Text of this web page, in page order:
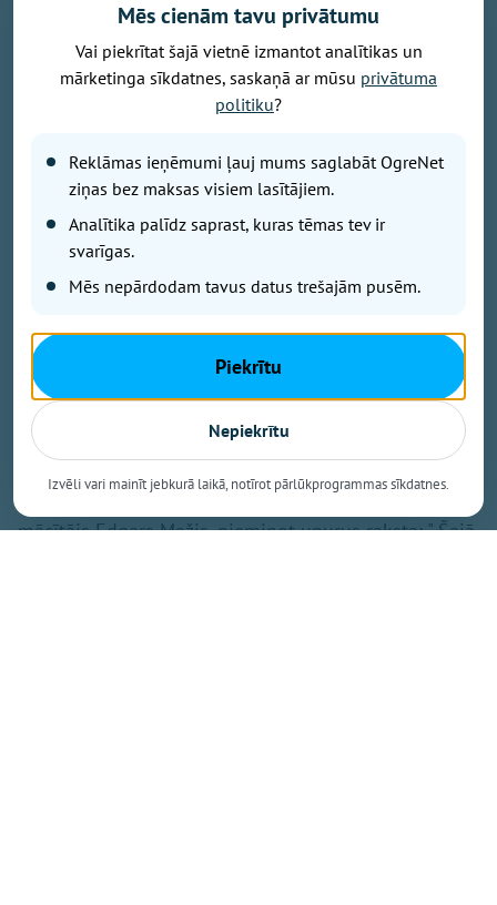
Raksts balstīts uz kāda Ukrainas kristieša liecību, kas
publicēta pēc Krievijas gaisa bumbas trieciena
pilsētas centrā. Pirms dažām nedēļām Krievijas
vadāmā gaisa bumba (KAB) iznīcināja dzīvojamo
māju kādas Ukrainas pilsētas centrā. Gaišā dienas
laikā. Trieciena rezultātā gāja bojā bērni. Viņu
rotaļlietas joprojām guļ zem koka pie drupām kā
klusa, bet neizturama liecība par to, kas šeit notika.
Šo skatu aprakstījis Jurijs Jurčuks (Yuriy Yurchyk),
kura liecība kļuvusi par plašāku pārdomu iemeslu -
par Dievu, ciešanām un atbildību.
Pie traģiskā notikuma ieraksta Facebook,
mācītājs Edgars Mažis, pieminot upurus raksta: " Šajā
Mēs cienām tavu privātumu
Vai piekrītat šajā vietnē izmantot analītikas un
mārketinga sīkdatnes, saskaņā ar mūsu privātuma
politiku?
Reklāmas ieņēmumi ļauj mums saglabāt OgreNet
ziņas bez maksas visiem lasītājiem.
Analītika palīdz saprast, kuras tēmas tev ir
svarīgas.
Mēs nepārdodam tavus datus trešajām pusēm.
Piekrītu
Nepiekrītu
Izvēli vari mainīt jebkurā laikā, notīrot pārlūkprogrammas sīkdatnes.